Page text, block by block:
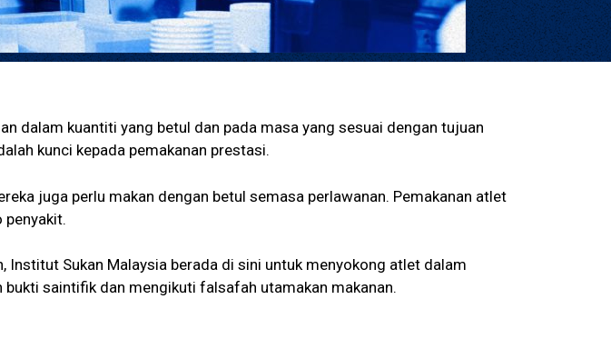
dalam kuantiti yang betul dan pada masa yang sesuai dengan tujuan
kunci kepada pemakanan prestasi.
juga perlu makan dengan betul semasa perlawanan. Pemakanan atlet
penyakit.
Institut Sukan Malaysia berada di sini untuk menyokong atlet dalam
saintifik dan mengikuti falsafah utamakan makanan.